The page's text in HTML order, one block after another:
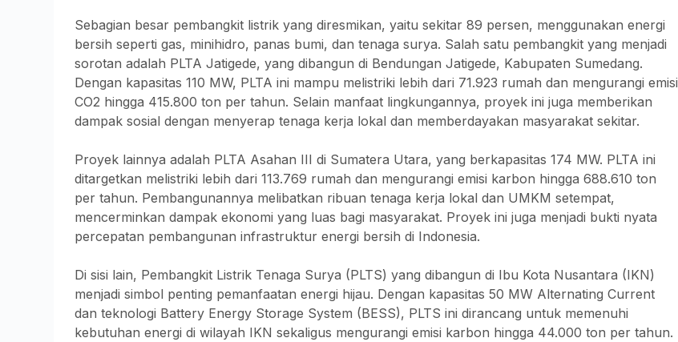
Sebagian besar pembangkit listrik yang diresmikan, yaitu sekitar 89 persen, menggunakan energi
bersih seperti gas, minihidro, panas bumi, dan tenaga surya. Salah satu pembangkit yang menjadi
sorotan adalah PLTA Jatigede, yang dibangun di Bendungan Jatigede, Kabupaten Sumedang.
Dengan kapasitas 110 MW, PLTA ini mampu melistriki lebih dari 71.923 rumah dan mengurangi emisi
CO2 hingga 415.800 ton per tahun. Selain manfaat lingkungannya, proyek ini juga memberikan
dampak sosial dengan menyerap tenaga kerja lokal dan memberdayakan masyarakat sekitar.
Proyek lainnya adalah PLTA Asahan III di Sumatera Utara, yang berkapasitas 174 MW. PLTA ini
ditargetkan melistriki lebih dari 113.769 rumah dan mengurangi emisi karbon hingga 688.610 ton
per tahun. Pembangunannya melibatkan ribuan tenaga kerja lokal dan UMKM setempat,
mencerminkan dampak ekonomi yang luas bagi masyarakat. Proyek ini juga menjadi bukti nyata
percepatan pembangunan infrastruktur energi bersih di Indonesia.
Di sisi lain, Pembangkit Listrik Tenaga Surya (PLTS) yang dibangun di Ibu Kota Nusantara (IKN)
menjadi simbol penting pemanfaatan energi hijau. Dengan kapasitas 50 MW Alternating Current
dan teknologi Battery Energy Storage System (BESS), PLTS ini dirancang untuk memenuhi
kebutuhan energi di wilayah IKN sekaligus mengurangi emisi karbon hingga 44.000 ton per tahun.